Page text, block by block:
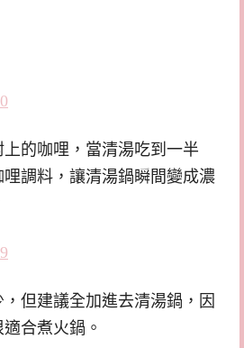
的咖哩，當清湯吃到一半
調料，讓清湯鍋瞬間變成濃
但建議全加進去清湯鍋，因
合煮火鍋。